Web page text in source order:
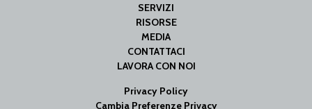
SERVIZI
RISORSE
MEDIA
CONTATTACI
LAVORA CON NOI
Privacy Policy
Cambia Preferenze Privacy